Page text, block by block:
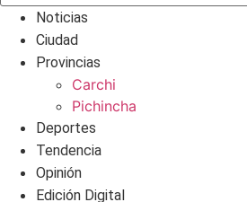
Noticias
Ciudad
Provincias
Carchi
Pichincha
Deportes
Tendencia
Opinión
Edición Digital